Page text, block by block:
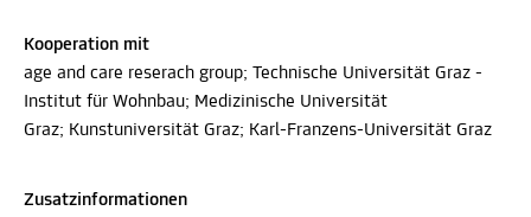
Kooperation mit
age and care reserach group; Technische Universität Graz -
Institut für Wohnbau; Medizinische Universität
Graz; Kunstuniversität Graz; Karl-Franzens-Universität Graz
Zusatzinformationen